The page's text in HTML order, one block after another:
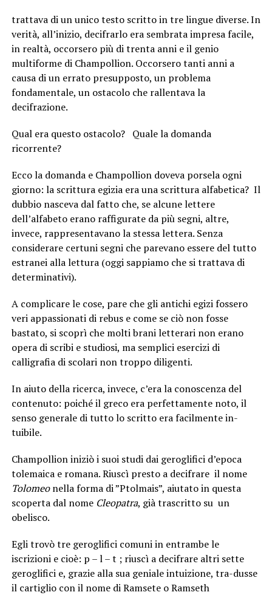
trattava di un unico testo scritto in tre lingue diverse. In
verità, all’inizio, decifrarlo era sembrata impresa facile,
in realtà, occorsero più di trenta anni e il genio
multiforme di Champollion. Occorsero tanti anni a
causa di un errato presupposto, un problema
fondamentale, un ostacolo che rallentava la
decifrazione.
Qual era questo ostacolo? Quale la domanda
ricorrente?
Ecco la domanda e Champollion doveva porsela ogni
giorno: la scrittura egizia era una scrittura alfabetica? Il
dubbio nasceva dal fatto che, se alcune lettere
dell’alfabeto erano raffigurate da più segni, altre,
invece, rappresentavano la stessa lettera. Senza
considerare certuni segni che parevano essere del tutto
estranei alla lettura (oggi sappiamo che si trattava di
determinativi).
A complicare le cose, pare che gli antichi egizi fossero
veri appassionati di rebus e come se ciò non fosse
bastato, si scoprì che molti brani letterari non erano
opera di scribi e studiosi, ma semplici esercizi di
calligrafia di scolari non troppo diligenti.
In aiuto della ricerca, invece, c’era la conoscenza del
contenuto: poiché il greco era perfettamente noto, il
senso generale di tutto lo scritto era facilmente in-
tuibile.
Champollion iniziò i suoi studi dai geroglifici d’epoca
tolemaica e romana. Riuscì presto a decifrare il nome
Tolomeonella forma di ”Ptolmais”, aiutato in questa
scoperta dal nome Cleopatra, già trascritto su un
obelisco.
Egli trovò tre geroglifici comuni in entrambe le
iscrizioni e cioè: p – l – t ; riuscì a decifrare altri sette
geroglifici e, grazie alla sua geniale intuizione, tra-dusse
il cartiglio con il nome di Ramsete o Ramseth